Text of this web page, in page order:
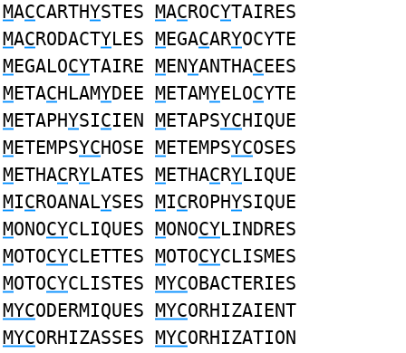
MACCARTHYSTES MACROCYTAIRES
MACRODACTYLES MEGACARYOCYTE
MEGALOCYTAIRE MENYANTHACEES
METACHLAMYDEE METAMYELOCYTE
METAPHYSICIEN METAPSYCHIQUE
METEMPSYCHOSE METEMPSYCOSES
METHACRYLATES METHACRYLIQUE
MICROANALYSES MICROPHYSIQUE
MONOCYCLIQUES MONOCYLINDRES
MOTOCYCLETTES MOTOCYCLISMES
MOTOCYCLISTES MYCOBACTERIES
MYCODERMIQUES MYCORHIZAIENT
MYCORHIZASSES MYCORHIZATION